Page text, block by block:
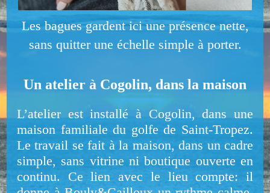
Les bagues gardent ici une présence nette,
sans quitter une échelle simple à porter.
Un atelier à Cogolin, dans la maison
L’atelier est installé à Cogolin, dans une
maison familiale du golfe de Saint-Tropez.
Le travail se fait à la maison, dans un cadre
simple, sans vitrine ni boutique ouverte en
continu. Ce lien avec le lieu compte: il